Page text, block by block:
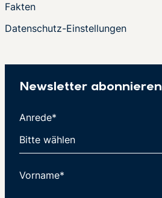
Fakten
Datenschutz-Einstellungen
Newsletter abonnieren
Anrede*
Vorname*